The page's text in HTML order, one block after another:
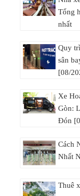
Tổng
nhất
Quy
sân
[08/
Xe
Gòn:
Đón
Cách
Nhất
Thuê